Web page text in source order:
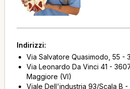
Indirizzi:
Via Salvatore Quasimodo, 55 -
Via Leonardo Da Vinci 41 -
Maggiore (VI)
Viale Dell'industria 93/Scala B